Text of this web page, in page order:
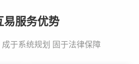
易服务优势
于系统规划 固于法律保障